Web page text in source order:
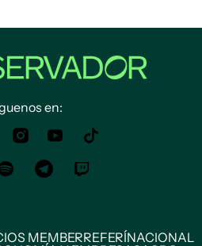
en:
MEMBERREFERÍNACIONAL